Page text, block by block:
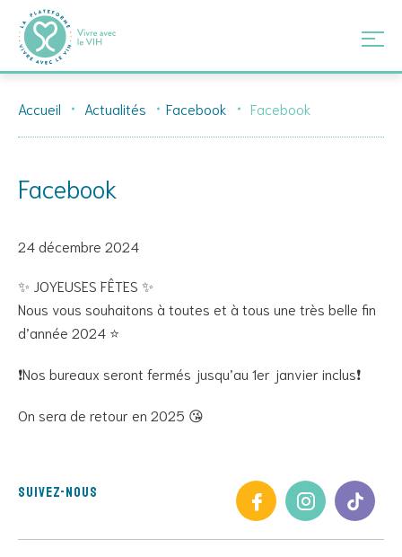
Accueil Actualités Facebook Facebook
Facebook
24 décembre 2024
✨ JOYEUSES FÊTES ✨
Nous vous souhaitons à toutes et à tous une très belle fin
d’année 2024 ⭐️
❗️Nos bureaux seront fermés jusqu’au 1er janvier inclus❗️
On sera de retour en 2025 😘
Suivez-nous